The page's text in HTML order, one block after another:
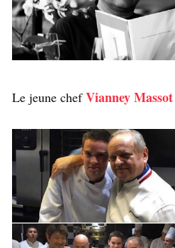
Le jeune chefVianney Massot